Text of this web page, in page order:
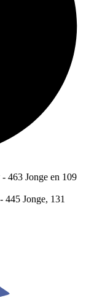
463 Jonge en 109
Jonge, 131